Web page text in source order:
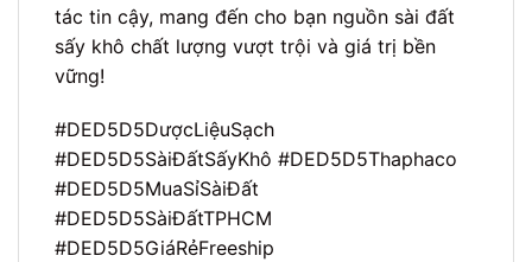
tác tin cậy, mang đến cho bạn nguồn sài đất
sấy khô chất lượng vượt trội và giá trị bền
vững!
#DED5D5DượcLiệuSạch
#DED5D5SàiĐấtSấyKhô #DED5D5Thaphaco
#DED5D5MuaSỉSàiĐất
#DED5D5SàiĐấtTPHCM
#DED5D5GiáRẻFreeship